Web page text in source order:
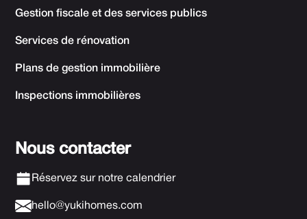
Gestion fiscale et des services publics
Services de rénovation
Plans de gestion immobilière
Inspections immobilières
Nous contacter
Réservez sur notre calendrier
hello@yukihomes.com